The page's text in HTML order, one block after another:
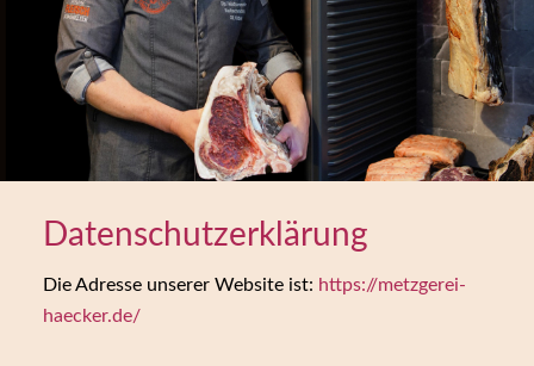
Datenschutzerklärung
Die Adresse unserer Website ist: https://metzgerei-
haecker.de/